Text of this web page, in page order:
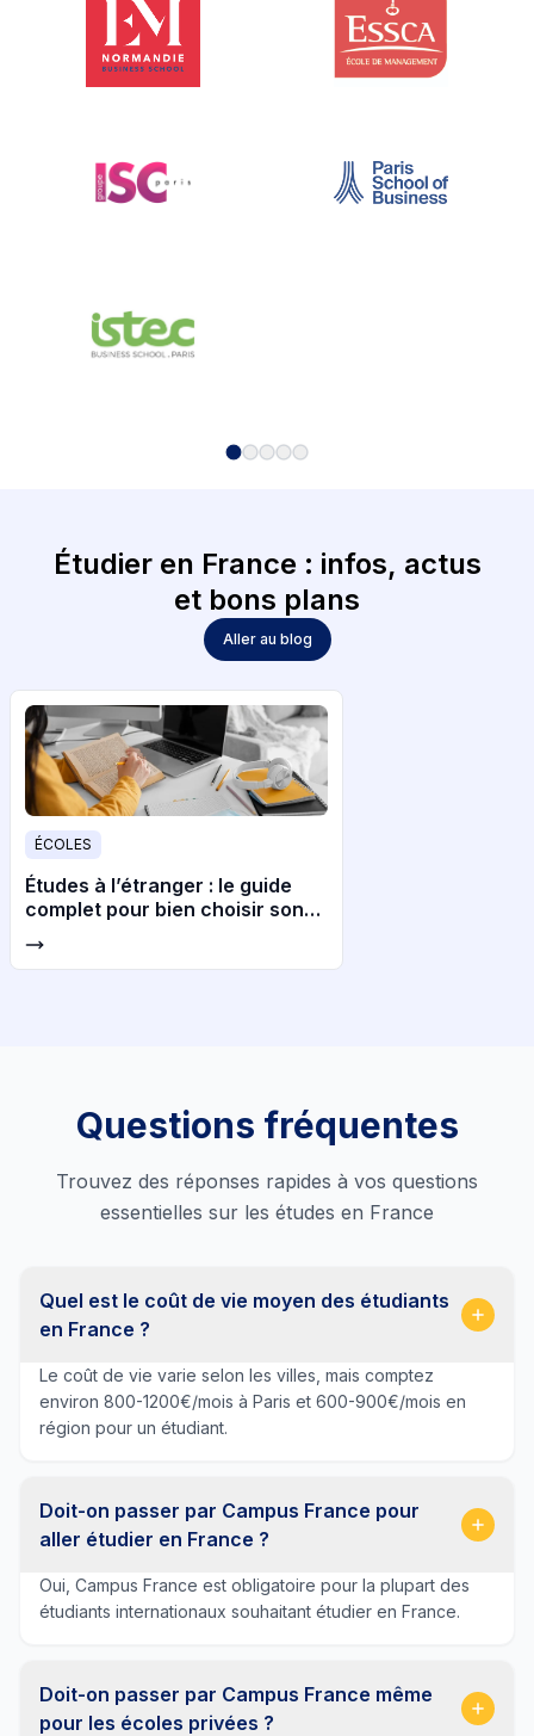
Étudier en France : infos, actus
et bons plans
Aller au blog
ÉCOLES
Études à l’étranger : le guide
complet pour bien choisir son
Questions fréquentes
Trouvez des réponses rapides à vos questions
essentielles sur les études en France
Quel est le coût de vie moyen des étudiants
en France ?
Le coût de vie varie selon les villes, mais comptez
environ 800-1200€/mois à Paris et 600-900€/mois en
région pour un étudiant.
Doit-on passer par Campus France pour
aller étudier en France ?
Oui, Campus France est obligatoire pour la plupart des
étudiants internationaux souhaitant étudier en France.
Doit-on passer par Campus France même
pour les écoles privées ?